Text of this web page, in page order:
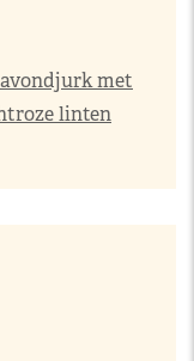
met
linten